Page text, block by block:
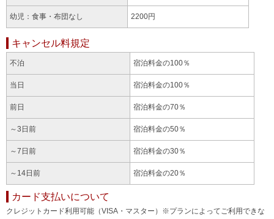
幼児：食事・布団なし 2200円
キャンセル料規定
不泊 宿泊料金の100％
当日 宿泊料金の100％
前日 宿泊料金の70％
～3日前 宿泊料金の50％
～7日前 宿泊料金の30％
～14日前 宿泊料金の20％
カード支払いについて
クレジットカード利用可能（VISA・マスター）※プランによってご利用できな